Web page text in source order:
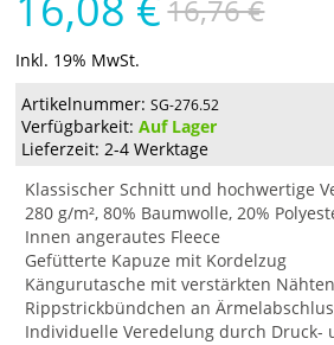
16,76 €
Inkl. 19% MwSt.
Artikelnummer: SG-276.52
Verfügbarkeit:Auf Lager
Lieferzeit: 2-4 Werktage
Klassischer Schnitt und hochwertige
280 g/m², 80% Baumwolle, 20%
Innen angerautes Fleece
Gefütterte Kapuze mit Kordelzug
Kängurutasche mit verstärkten Nähten
Rippstrickbündchen an
Individuelle Veredelung durch Druck-